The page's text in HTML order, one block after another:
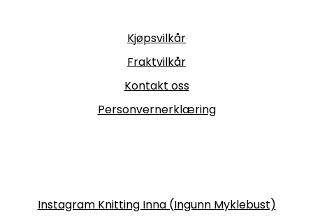
Kjøpsvilkår
Fraktvilkår
Kontakt oss
Personvernerklæring
Instagram Knitting Inna (Ingunn Myklebust)